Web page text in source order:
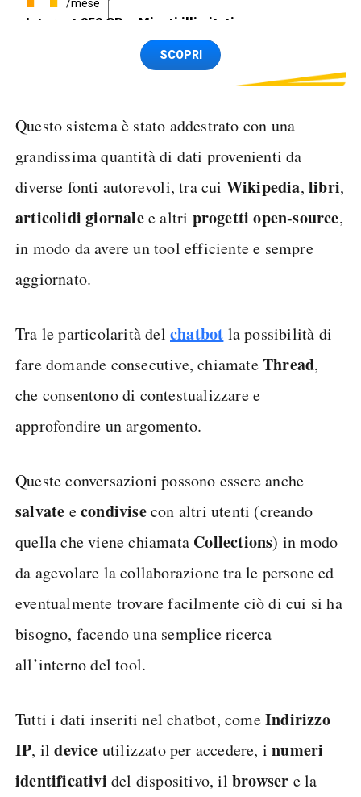
/mese
Internet 250 GB e Minuti illimitati
Spedizione SIM GRATISSCOPRI
Questo sistema è stato addestrato con una
grandissima quantità di dati provenienti da
diverse fonti autorevoli, tra cui Wikipedia,libri,
articolidi giornalee altri progetti open-source,
in modo da avere un tool efficiente e sempre
aggiornato.
Tra le particolarità del chatbot la possibilità di
fare domande consecutive, chiamateThread,
che consentono di contestualizzare e
approfondire un argomento.
Queste conversazioni possono essere anche
salvate econdivisecon altri utenti (creando
quella che viene chiamata Collections) in modo
da agevolare la collaborazione tra le persone ed
eventualmente trovare facilmente ciò di cui si ha
bisogno, facendo una semplice ricerca
all’interno del tool.
Tutti i dati inseriti nel chatbot, comeIndirizzo
IP, ildevice utilizzato per accedere, inumeri
identificativi del dispositivo, ilbrowser e la